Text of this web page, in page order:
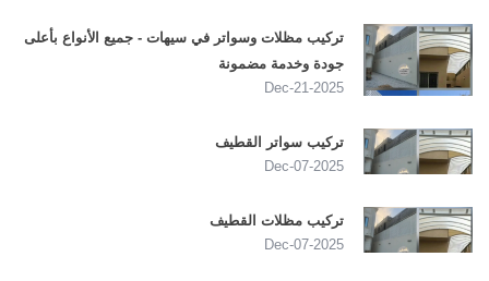
تركيب مظلات وسواتر في سيهات - جميع الأنواع بأعلى
جودة وخدمة مضمونة
2025-Dec-21
تركيب سواتر القطيف
2025-Dec-07
تركيب مظلات القطيف
2025-Dec-07